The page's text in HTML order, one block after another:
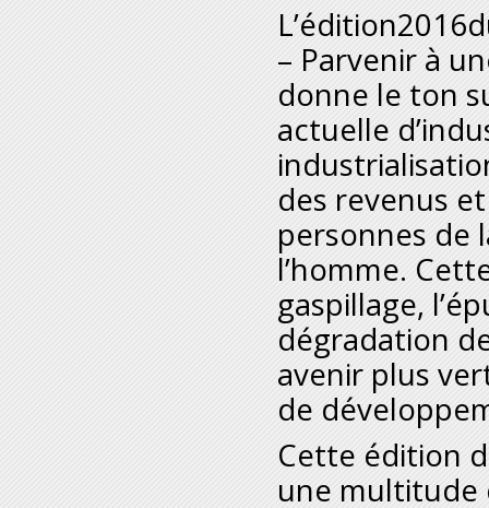
– Parvenir à
donne le ton
actuelle
des revenus
personnes de
l’homme.
gaspillage,
dégradation
avenir plus
de
Cette édition
une multitude